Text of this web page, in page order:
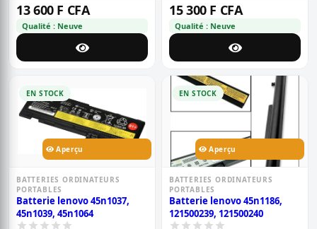
13 600 F CFA
Qualité : Neuve
15 300 F CFA
Qualité : Neuve
EN STOCK
Aperçu
BATTERIES ORDINATEURS
PORTABLES
Batterie lenovo 45n1037,
45n1039, 45n1064
EN STOCK
Aperçu
BATTERIES ORDINATEURS
PORTABLES
Batterie lenovo 45n1186,
121500239, 121500240